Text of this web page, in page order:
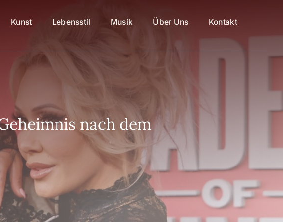
Kunst Lebensstil Musik Über Uns Kontakt
nach dem